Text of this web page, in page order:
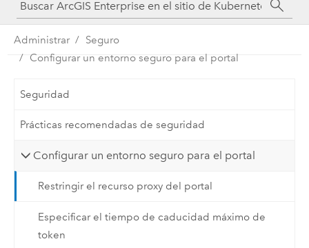
Administrar
Seguro
Configurar un entorno seguro para el portal
Seguridad
Prácticas recomendadas de seguridad
Configurar un entorno seguro para el portal
Restringir el recurso proxy del portal
Especificar el tiempo de caducidad máximo de
token